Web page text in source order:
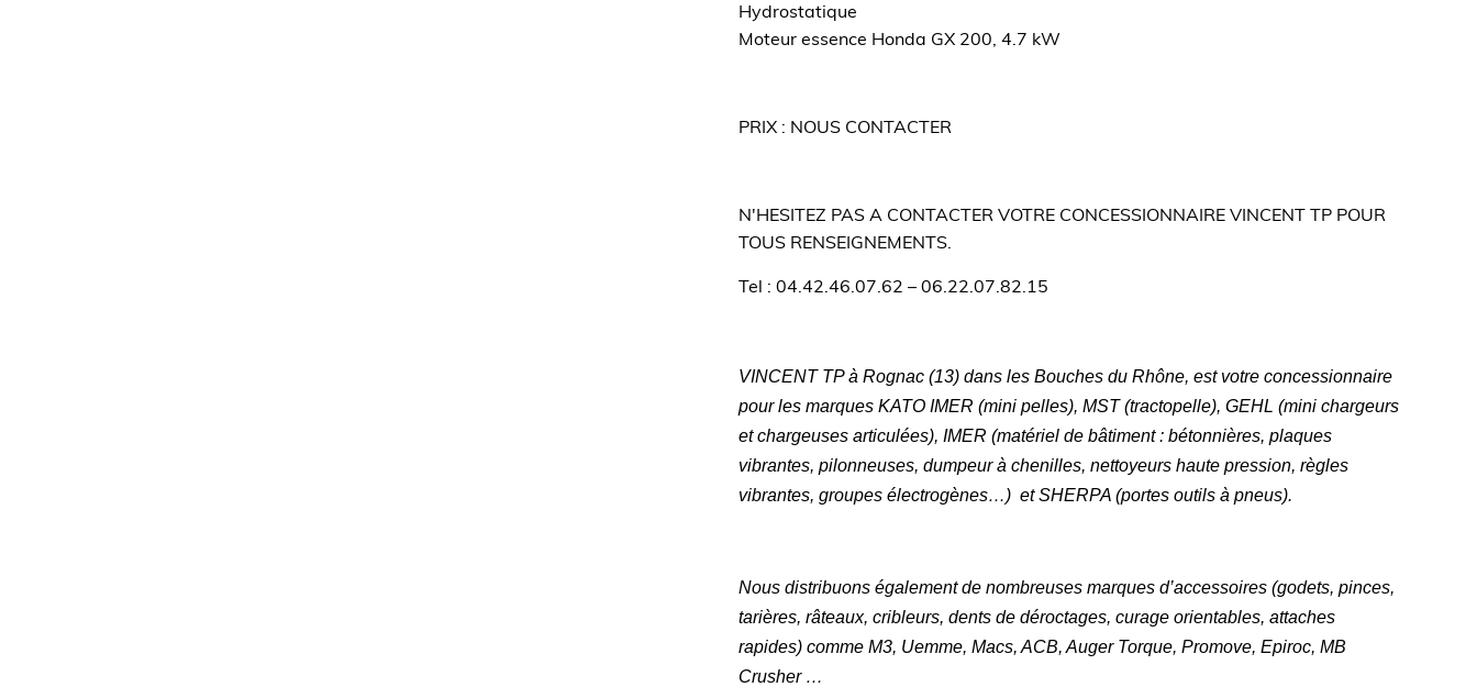
Hydrostatique
Moteur essence Honda GX 200, 4.7 kW
PRIX : NOUS CONTACTER
N'HESITEZ PAS A CONTACTER VOTRE CONCESSIONNAIRE VINCENT TP POUR
TOUS RENSEIGNEMENTS.
Tel : 04.42.46.07.62 – 06.22.07.82.15
VINCENT TP à Rognac (13) dans les Bouches du Rhône, est votre concessionnaire
pour les marques KATO IMER (mini pelles), MST (tractopelle), GEHL (mini chargeurs
et chargeuses articulées), IMER (matériel de bâtiment : bétonnières, plaques
vibrantes, pilonneuses, dumpeur à chenilles, nettoyeurs haute pression, règles
vibrantes, groupes électrogènes…) et SHERPA (portes outils à pneus).
Nous distribuons également de nombreuses marques d’accessoires (godets, pinces,
tarières, râteaux, cribleurs, dents de déroctages, curage orientables, attaches
rapides) comme M3, Uemme, Macs, ACB, Auger Torque, Promove, Epiroc, MB
Crusher …